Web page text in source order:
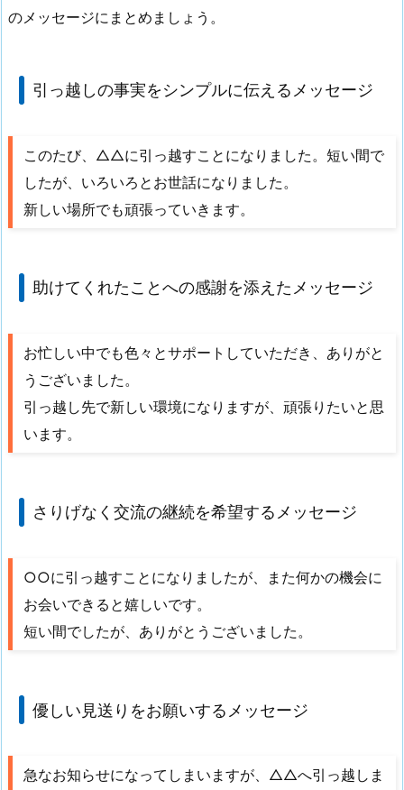
のメッセージにまとめましょう。
引っ越しの事実をシンプルに伝えるメッセージ
このたび、△△に引っ越すことになりました。短い間で
したが、いろいろとお世話になりました。
新しい場所でも頑張っていきます。
助けてくれたことへの感謝を添えたメッセージ
お忙しい中でも色々とサポートしていただき、ありがと
うございました。
引っ越し先で新しい環境になりますが、頑張りたいと思
います。
さりげなく交流の継続を希望するメッセージ
○○に引っ越すことになりましたが、また何かの機会に
お会いできると嬉しいです。
短い間でしたが、ありがとうございました。
優しい見送りをお願いするメッセージ
急なお知らせになってしまいますが、△△へ引っ越しま